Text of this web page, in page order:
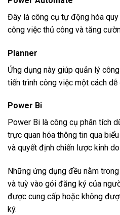
Đây là công cụ tự động hóa
công việc thủ công và tăng
Planner
Ứng dụng này giúp quản lý
tiến trình công việc một cách dễ
Power Bi
Power Bi là công cụ phân tích
trực quan hóa thông tin qua
và quyết định chiến lược kinh
Những ứng dụng đều nằm
và tuỳ vào gói đăng ký của
được cung cấp hoặc không
ký.